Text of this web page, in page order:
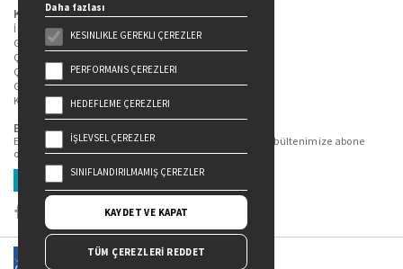
Kişisel Verilerin Korunması
İlgili Kişi Başvuru Formu
Genel Aydınlatma Metni
Çekiliş Aydınlatma Metni
Çerez Aydınlatma Metni
Gizlilik Politikası
Kullanım Şartları
Bizi Takip Edin...
En güncel kitap ve etkinliklerden haberdar olmak için bültenimize abone
olun.
Üye Ol
Daha fazlası
KESINLIKLE GEREKLI ÇEREZLER
PERFORMANS ÇEREZLERI
HEDEFLEME ÇEREZLERI
İŞLEVSEL ÇEREZLER
SINIFLANDIRILMAMIŞ ÇEREZLER
KAYDET VE KAPAT
TÜM ÇEREZLERİ REDDET